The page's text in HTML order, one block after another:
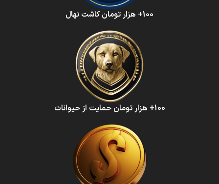
100+ هزار تومان کاشت نهال
100+ هزار تومان حمایت از حیوانات